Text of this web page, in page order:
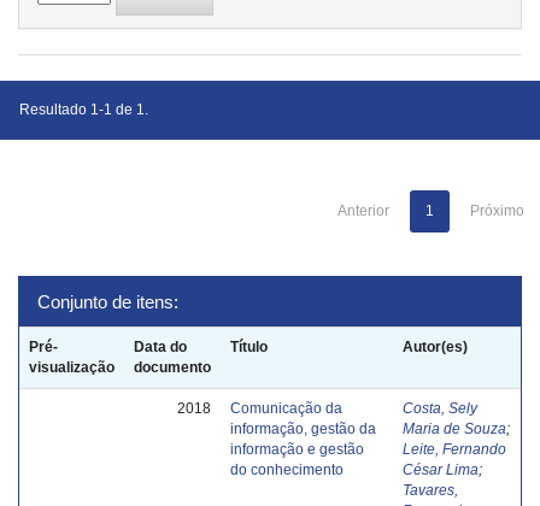
Resultado 1-1 de 1.
Anterior 1 Próximo
Conjunto de itens:
Pré-
visualização
Data do
documento
Título Autor(es)
2018
Comunicação da
informação, gestão da
informação e gestão
do conhecimento
Costa, Sely
Maria de Souza;
Leite, Fernando
César Lima;
Tavares,